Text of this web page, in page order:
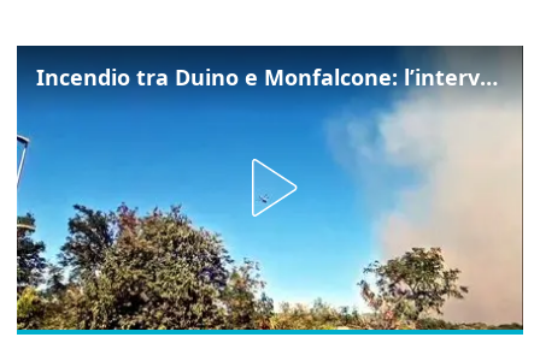
Incendio tra Duino e Monfalcone: l’intervento dei vigili del fuoco